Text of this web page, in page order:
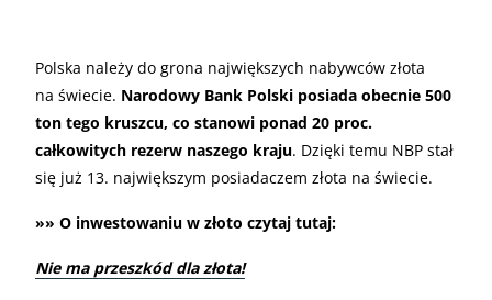
Polska należy do grona największych nabywców złota
na świecie. Narodowy Bank Polski posiada obecnie 500
ton tego kruszcu, co stanowi ponad 20 proc.
całkowitych rezerw naszego kraju. Dzięki temu NBP stał
się już 13. największym posiadaczem złota na świecie.
»» O inwestowaniu w złoto czytaj tutaj:
Nie ma przeszkód dla złota!